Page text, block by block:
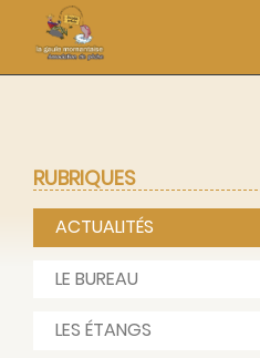
RUBRIQUES
ACTUALITÉS
LE BUREAU
LES ÉTANGS